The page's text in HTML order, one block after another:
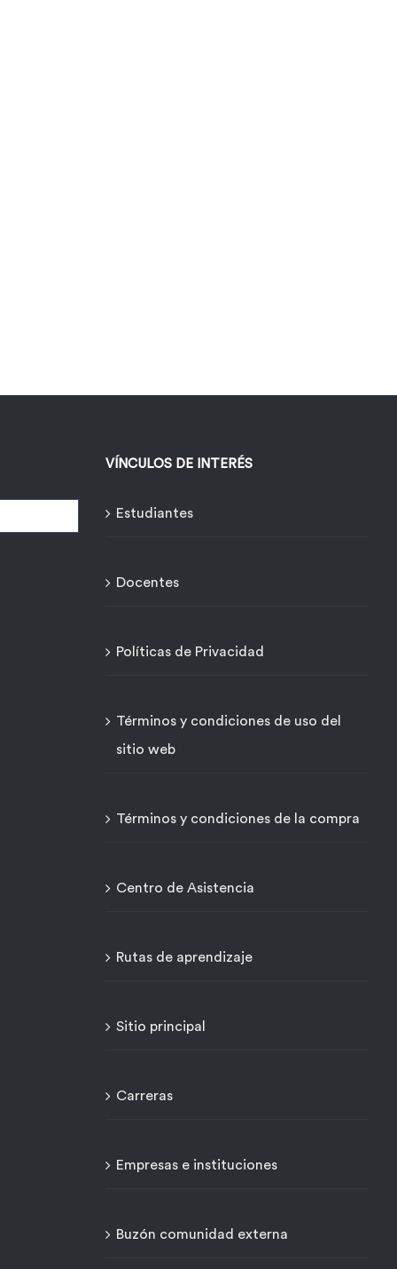
VÍNCULOS DE INTERÉS
Estudiantes
Docentes
Políticas de Privacidad
Términos y condiciones de uso del
sitio web
Términos y condiciones de la compra
Centro de Asistencia
Rutas de aprendizaje
Sitio principal
Carreras
Empresas e instituciones
Buzón comunidad externa